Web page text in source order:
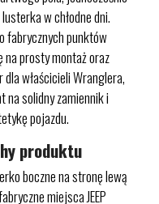
w chłodne dni.
fabrycznych punktów
na prosty montaż oraz
właścicieli Wranglera,
na solidny zamiennik i
pojazdu.
produktu
boczne na stronę lewą
miejsca JEEP